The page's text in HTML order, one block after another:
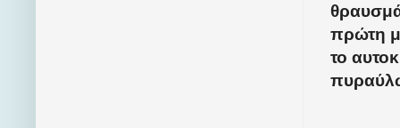
πρώτη
το